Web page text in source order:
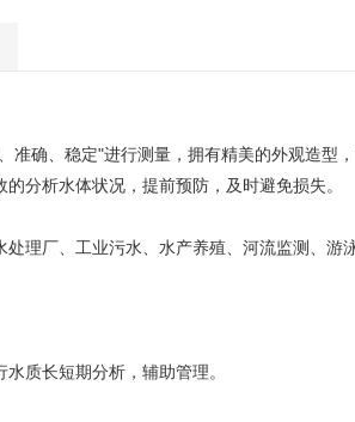
准确、稳定"进行测量，拥有精美的外观造型
分析水体状况，提前预防，及时避免损失。
理厂、工业污水、水产养殖、河流监测、游
质长短期分析，辅助管理。